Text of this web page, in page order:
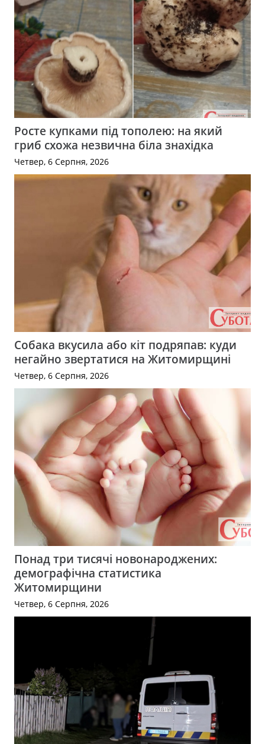
Росте купками під тополею: на який
гриб схожа незвична біла знахідка
Четвер, 6 Серпня, 2026
Собака вкусила або кіт подряпав: куди
негайно звертатися на Житомирщині
Четвер, 6 Серпня, 2026
Понад три тисячі новонароджених:
демографічна статистика
Житомирщини
Четвер, 6 Серпня, 2026